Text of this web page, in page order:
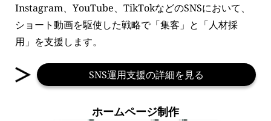
Instagram、YouTube、TikTokなどのSNSにおいて、
ショート動画を駆使した戦略で「集客」と「人材採
用」を支援します。
SNS運用支援の詳細を見る
ホームページ制作